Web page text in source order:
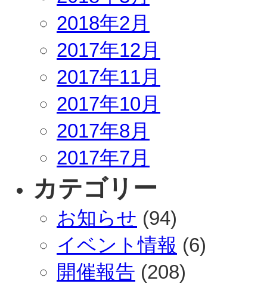
2018年2月
2017年12月
2017年11月
2017年10月
2017年8月
2017年7月
カテゴリー
お知らせ (94)
イベント情報 (6)
開催報告 (208)